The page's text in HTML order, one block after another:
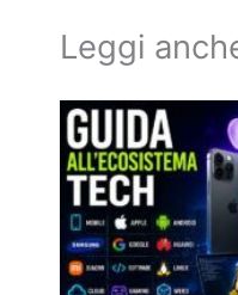
Leggi